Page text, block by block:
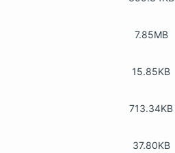
7.85MB
15.85KB
713.34KB
37.80KB